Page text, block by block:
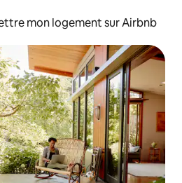
mon logement sur Airbnb